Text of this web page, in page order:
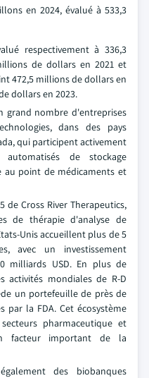
en 2024, évalué à 533,3
respectivement à 336,3
de dollars en 2021 et
472,5 millions de dollars en
dollars en 2023.
grand nombre d'entreprises
dans des pays
qui participent activement
de stockage
point de médicaments et
de Cross River Therapeutics,
de thérapie d'analyse de
Unis accueillent plus de 5
avec un investissement
milliards USD. En plus de
activités mondiales de R-D
un portefeuille de près de
par la FDA. Cet écosystème
pharmaceutique et
facteur important de la
des biobanques